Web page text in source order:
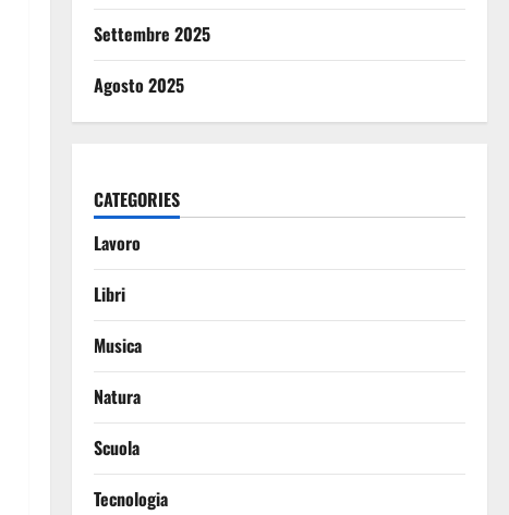
Settembre 2025
Agosto 2025
CATEGORIES
Lavoro
Libri
Musica
Natura
Scuola
Tecnologia